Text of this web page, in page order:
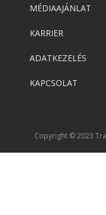
MÉDIAAJÁNLAT
KARRIER
ADATKEZELÉS
KAPCSOLAT
Copyright © 2023